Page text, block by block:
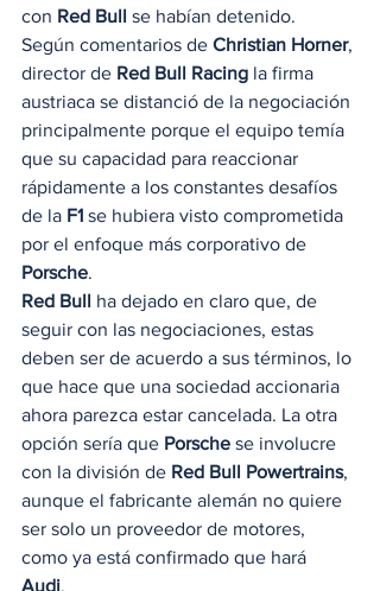
con Red Bull se habían detenido.
Según comentarios de Christian Horner,
director de Red Bull Racing la firma
austriaca se distanció de la negociación
principalmente porque el equipo temía
que su capacidad para reaccionar
rápidamente a los constantes desafíos
de la F1 se hubiera visto comprometida
por el enfoque más corporativo de
Porsche.
Red Bull ha dejado en claro que, de
seguir con las negociaciones, estas
deben ser de acuerdo a sus términos, lo
que hace que una sociedad accionaria
ahora parezca estar cancelada. La otra
opción sería que Porsche se involucre
con la división de Red Bull Powertrains,
aunque el fabricante alemán no quiere
ser solo un proveedor de motores,
como ya está confirmado que hará
Audi.